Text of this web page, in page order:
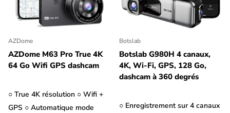
AZDome
AZDome M63 Pro True 4K
64 Go Wifi GPS dashcam
○ True 4K résolution ○ Wifi +
GPS ○ Automatique mode
Botslab
Botslab G980H 4 canaux,
4K, Wi-Fi, GPS, 128 Go,
dashcam à 360 degrés
○ Enregistrement sur 4 canaux